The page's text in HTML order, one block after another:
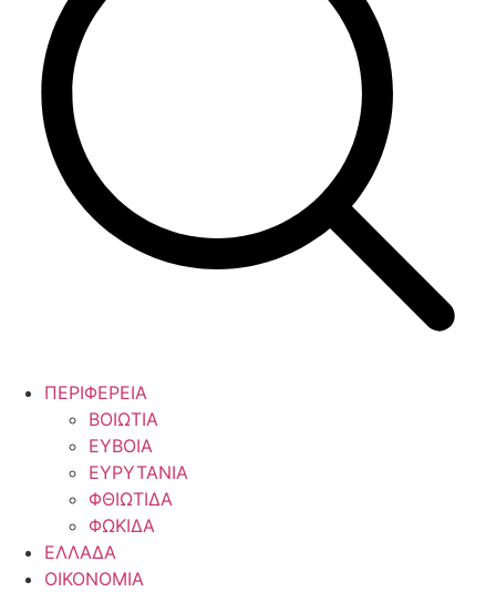
ΠΕΡΙΦΕΡΕΙΑ
ΒΟΙΩΤΙΑ
ΕΥΒΟΙΑ
ΕΥΡΥΤΑΝΙΑ
ΦΘΙΩΤΙΔΑ
ΦΩΚΙΔΑ
ΕΛΛΑΔΑ
ΟΙΚΟΝΟΜΙΑ